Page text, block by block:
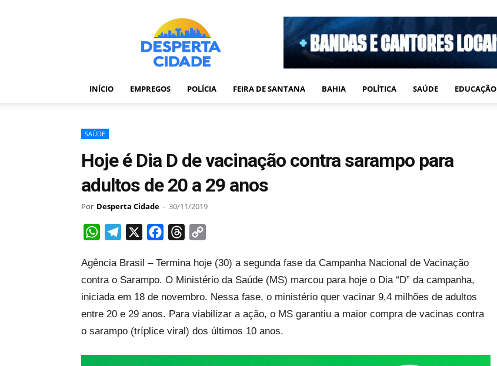
Desperta
Cidade
–
Portal
notícias
Bahia
INÍCIO EMPREGOS POLÍCIA FEIRA DE SANTANA BAHIA POLÍTICA SAÚDE EDUCAÇÃO
SAÚDE
Hoje é Dia D de vacinação contra sarampo para
adultos de 20 a 29 anos
Por Desperta Cidade - 30/11/2019
WhatsAppTelegram FacebookThreads
Agência Brasil – Termina hoje (30) a segunda fase da Campanha Nacional de Vacinação
contra o Sarampo. O Ministério da Saúde (MS) marcou para hoje o Dia “D” da campanha,
iniciada em 18 de novembro. Nessa fase, o ministério quer vacinar 9,4 milhões de adultos
entre 20 e 29 anos. Para viabilizar a ação, o MS garantiu a maior compra de vacinas contra
o sarampo (tríplice viral) dos últimos 10 anos.